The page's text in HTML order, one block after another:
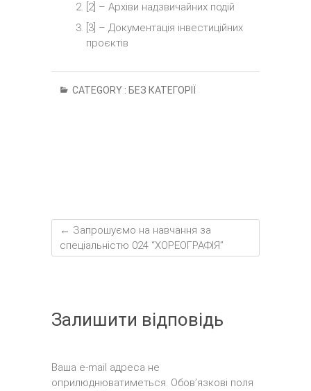
[2] – Архіви надзвичайних подій
[3] – Документація інвестиційних
проєктів
CATEGORY : БЕЗ КАТЕГОРІЇ
← Запрошуємо на навчання за
спеціальністю 024 “ХОРЕОГРАФІЯ”
Залишити відповідь
Ваша e-mail адреса не
оприлюднюватиметься. Обов’язкові поля